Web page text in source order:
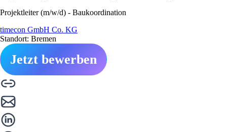
Projektleiter (m/w/d) - Baukoordination
timecon GmbH Co. KG
Standort: Bremen
Jetzt bewerben